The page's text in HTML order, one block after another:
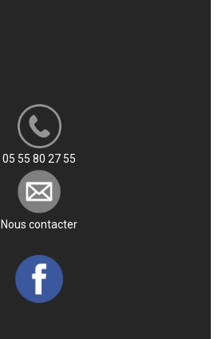
05 55 80 27 55
Nous contacter